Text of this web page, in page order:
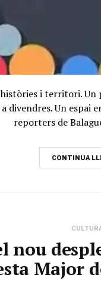
i territori.
divendres. Un espai
reporters de
CONTINUA
nou
Major